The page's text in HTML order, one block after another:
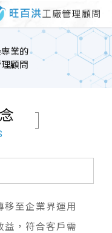
業的
顧問
移至企業界運用
益，符合客戶需